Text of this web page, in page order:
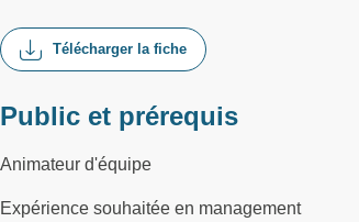
Télécharger la fiche
Public et prérequis
Animateur d'équipe
Expérience souhaitée en management